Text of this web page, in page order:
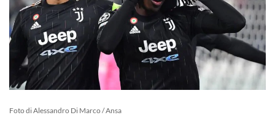
Foto di Alessandro Di Marco / Ansa